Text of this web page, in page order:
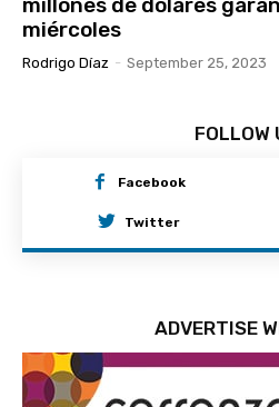
miércoles
Rodrigo Díaz - September 25, 2023
FOLLOW
Facebook
Twitter
ADVERTISE